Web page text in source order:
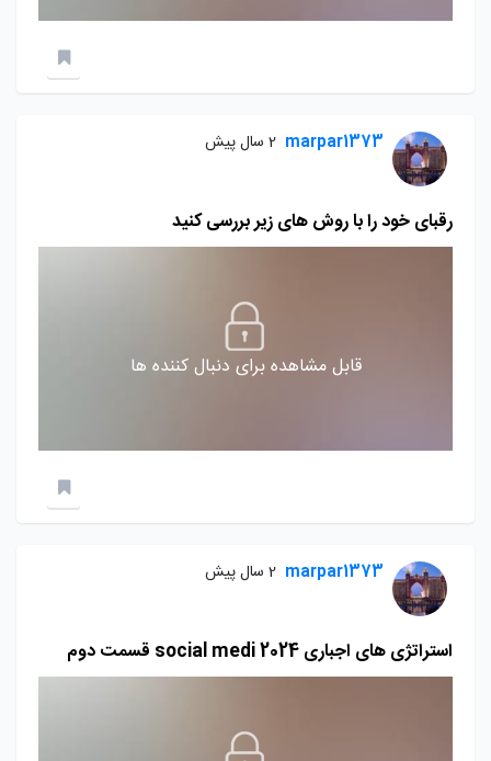
marpar1373 2 سال پیش
رقبای خود را با روش های زیر بررسی کنید
قابل مشاهده برای دنبال کننده ها
marpar1373 2 سال پیش
استراتژی های اجباری social medi 2024 قسمت دوم